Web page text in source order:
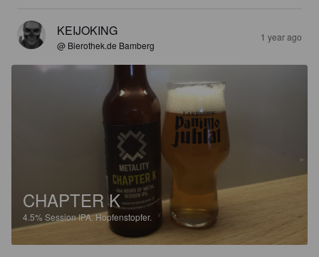
KEIJOKING
@ Bierothek.de Bamberg
1 year ago
CHAPTER K
4.5% Session IPA.Hopfenstopfer.